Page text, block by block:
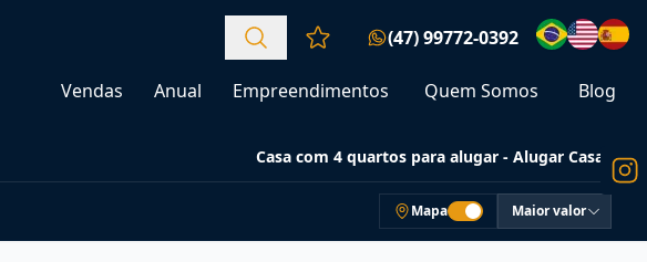
Favoritos (0 itens)
(47) 99772-0392
Vendas Anual Empreendimentos Quem Somos Blog
Casa com 4 quartos para alugar - Alugar Casas
Mapa Maior valor